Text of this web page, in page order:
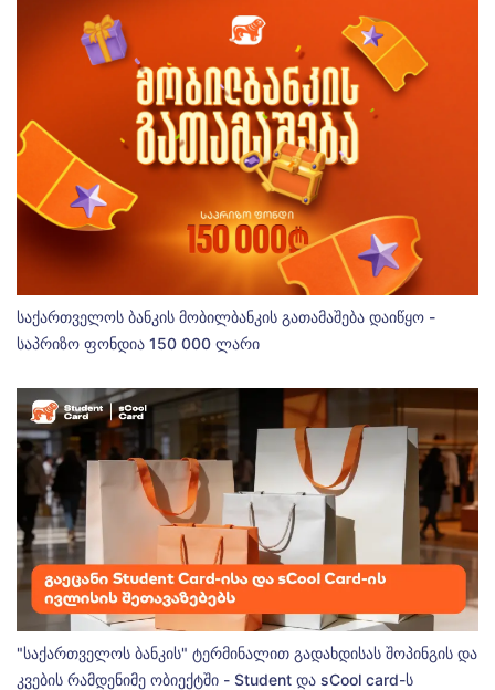
საქართველოს ბანკის მობილბანკის გათამაშება დაიწყო -
საპრიზო ფონდია 150 000 ლარი
"საქართველოს ბანკის" ტერმინალით გადახდისას შოპინგის და
კვების რამდენიმე ობიექტში - Student და sCool card-ს